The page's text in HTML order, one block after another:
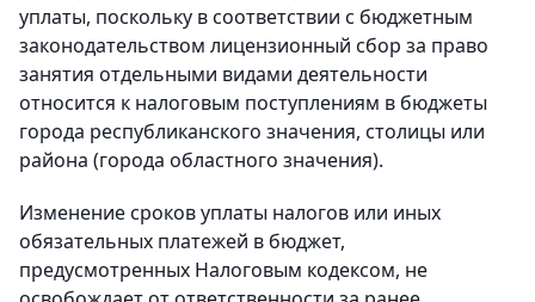
уплаты, поскольку в соответствии с бюджетным
законодательством лицензионный сбор за право
занятия отдельными видами деятельности
относится к налоговым поступлениям в бюджеты
города республиканского значения, столицы или
района (города областного значения).
Изменение сроков уплаты налогов или иных
обязательных платежей в бюджет,
предусмотренных Налоговым кодексом, не